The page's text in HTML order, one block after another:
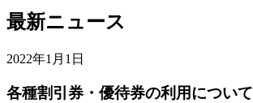
最新ニュース
2022年1月1日
各種割引券・優待券の利用について